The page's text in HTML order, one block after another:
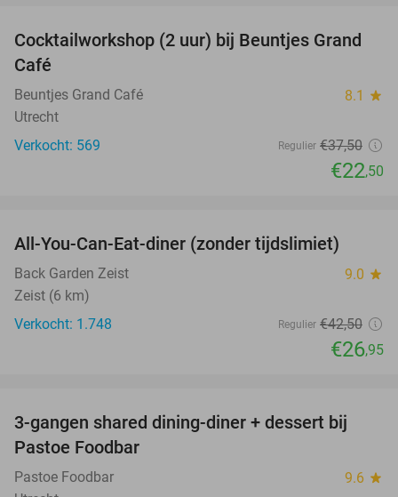
40%
Cocktailworkshop (2 uur) bij Beuntjes Grand
Café
Beuntjes Grand Café 8.1 star
Utrecht
Verkocht: 569
Regulier €37,50
€22,50
All-You-Can-Eat-diner (zonder tijdslimiet)
Back Garden Zeist 9.0 star
Zeist (6 km)
Verkocht: 1.748
Regulier €42,50
€26,95
37%
3-gangen shared dining-diner + dessert bij
Pastoe Foodbar
Pastoe Foodbar 9.6 star